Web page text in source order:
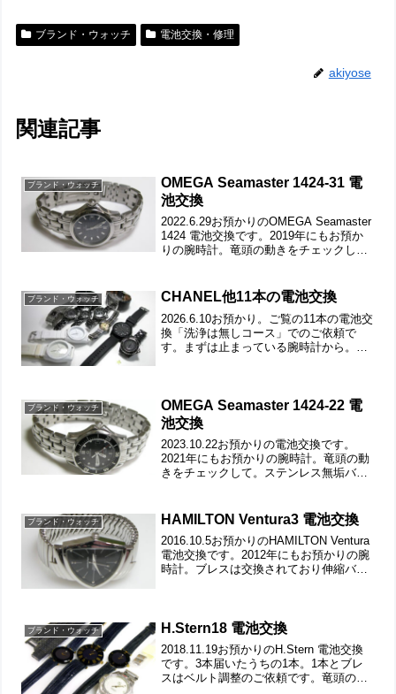
ブランド・ウォッチ 電池交換・修理
akiyose
関連記事
ブランド・ウォッチ
OMEGA Seamaster 1424-31 電
池交換
2022.6.29お預かりのOMEGA Seamaster
1424 電池交換です。2019年にもお預か
りの腕時計。竜頭の動きをチェックし
クで裏蓋記載。裏蓋を開けると耐...
ブランド・ウォッチ CHANEL他11本の電池交換
2026.6.10お預かり。ご覧の11本の電池交
換「洗浄は無しコース」でのご依頼で
す。まずは止まっている腕時計から。
タリ...
ブランド・ウォッチ
OMEGA Seamaster 1424-22 電
池交換
2023.10.22お預かりの電池交換です。
2021年にもお預かりの腕時計。竜頭の動
きをチェックして。ステンレス無垢バン
けると耐磁プレートがムーブメントを覆
ブランド・ウォッチ HAMILTON Ventura3 電池交換
2016.10.5お預かりのHAMILTON Ventura
電池交換です。2012年にもお預かりの腕
時計。ブレスは交換されており伸縮バン
ブランド・ウォッチ H.Stern18 電池交換
2018.11.19お預かりのH.Stern 電池交換
です。3本届いたうちの1本。1本とブレ
スはベルト調整のご依頼です。竜頭の動